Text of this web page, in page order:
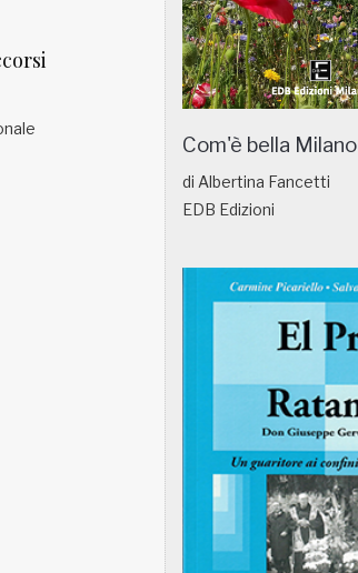
Com'è bella Milano
di Albertina Fancetti
EDB Edizioni